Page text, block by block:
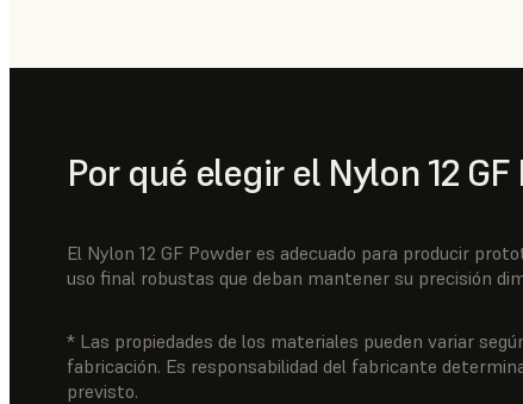
Por qué elegir el Nylon 12
El Nylon 12 GF Powder es adecuado para producir
uso final robustas que deban mantener su precisión
* Las propiedades de los materiales pueden variar
fabricación. Es responsabilidad del fabricante
previsto.